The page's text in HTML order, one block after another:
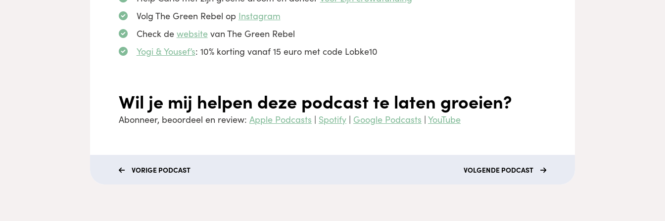
Volg The Green Rebel op Instagram
Check de websitevan The Green Rebel
Yogi & Yousef’s: 10% korting vanaf 15 euro met code Lobke10
Wil je mij helpen deze podcast te laten groeien?
Abonneer, beoordeel en review: Apple Podcasts | Spotify | Google Podcasts | YouTube
VORIGE PODCAST VOLGENDE PODCAST